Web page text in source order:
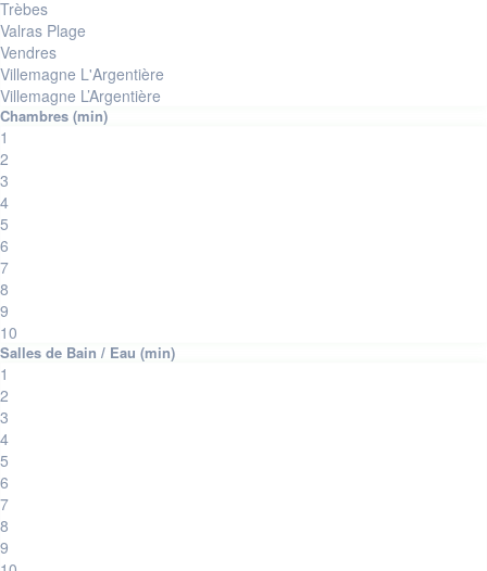
Trèbes
Valras Plage
Vendres
Villemagne L'Argentière
Villemagne L’Argentière
1
2
3
4
5
6
7
8
9
10
1
2
3
4
5
6
7
8
9